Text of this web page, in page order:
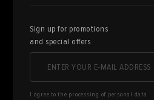
Sign up for promotions
and special offers
I agree to the processing of personal data